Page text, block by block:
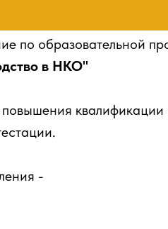
по образовательной
в НКО"
квалификации
-